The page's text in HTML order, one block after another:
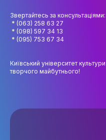
НАУКА
Звертайтесь за консультаціями:
* (063) 258 63 27
* (098) 597 34 13
* (095) 753 67 34
Київський університет
творчого майбутнього!